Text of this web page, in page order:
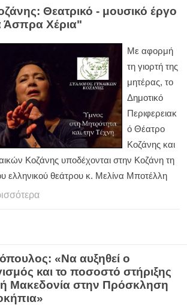
Θεατρικό - μουσικό έργο
Άσπρα Χέρια"
Με αφορμή
τη γιορτή της
μητέρας, το
Δημοτικό
Περιφερειακ
ό Θέατρο
Κοζάνης και
Κοζάνης υποδέχονται στην Κοζάνη τη
ελληνικού θεάτρου κ. Μελίνα Μποτέλλη
«Να αυξηθεί ο
και το ποσοστό στήριξης
Μακεδονία στην Πρόσκληση